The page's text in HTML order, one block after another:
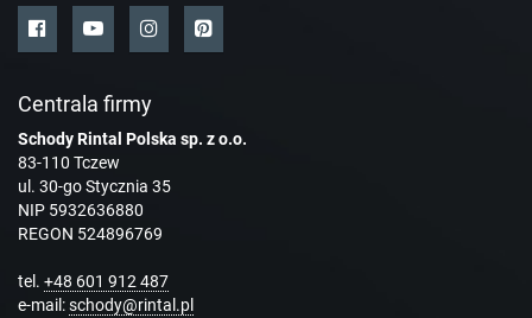
Centrala firmy
Schody Rintal Polska sp. z o.o.
83-110 Tczew
ul. 30-go Stycznia 35
NIP 5932636880
REGON 524896769
tel. +48 601 912 487
e-mail:schody@rintal.pl